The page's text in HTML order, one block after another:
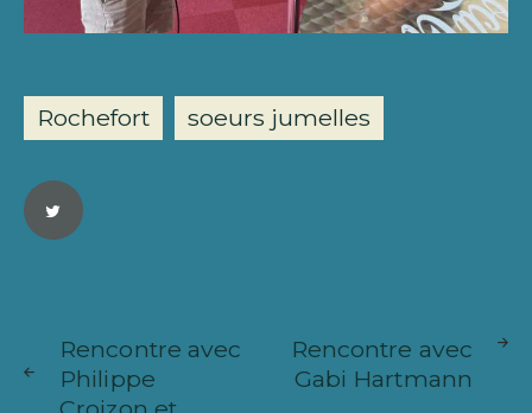
Rochefort soeurs jumelles
de
l’article
SUIVANT
Rencontre avec
Philippe
Rencontre avec
Gabi Hartmann